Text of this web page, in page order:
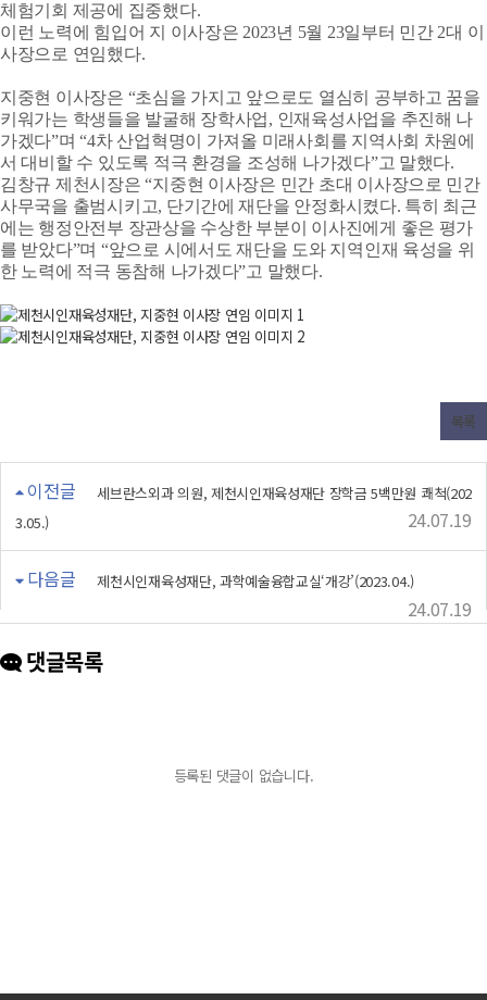
체험기회 제공에 집중했다.
이런 노력에 힘입어 지 이사장은 2023년 5월 23일부터 민간 2대 이
사장으로 연임했다.
지중현 이사장은 “초심을 가지고 앞으로도 열심히 공부하고 꿈을
키워가는 학생들을 발굴해 장학사업, 인재육성사업을 추진해 나
가겠다”며 “4차 산업혁명이 가져올 미래사회를 지역사회 차원에
서 대비할 수 있도록 적극 환경을 조성해 나가겠다”고 말했다.
김창규 제천시장은 “지중현 이사장은 민간 초대 이사장으로 민간
사무국을 출범시키고, 단기간에 재단을 안정화시켰다. 특히 최근
에는 행정안전부 장관상을 수상한 부분이 이사진에게 좋은 평가
를 받았다”며 “앞으로 시에서도 재단을 도와 지역인재 육성을 위
한 노력에 적극 동참해 나가겠다”고 말했다.
목록
이전글
세브란스외과 의원, 제천시인재육성재단 장학금 5백만원 쾌척(202
3.05.)
24.07.19
다음글 제천시인재육성재단, 과학예술융합교실‘개강’(2023.04.)
24.07.19
댓글목록
등록된 댓글이 없습니다.